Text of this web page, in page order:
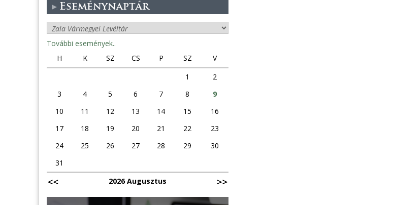
Eseménynaptár
További események..
H
K SZ CS P SZ
V
1
2
3
4 5 6 7 8
9
10
11 12 13 14 15
16
17
18 19 20 21 22
23
24
25 26 27 28 29
30
31
2026 Augusztus